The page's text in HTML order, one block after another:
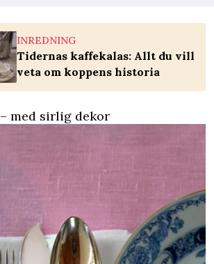
INREDNING
Tidernas kaffekalas: Allt du vill
veta om koppens historia
– med sirlig dekor